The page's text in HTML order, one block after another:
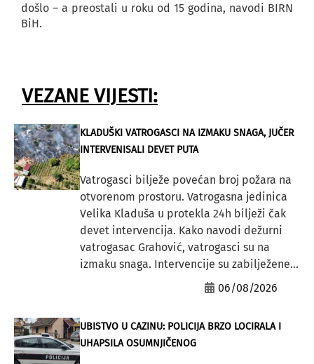
došlo – a preostali u roku od 15 godina, navodi BIRN
BiH.
VEZANE VIJESTI:
KLADUŠKI VATROGASCI NA IZMAKU SNAGA, JUČER
INTERVENISALI DEVET PUTA
Vatrogasci bilježe povećan broj požara na
otvorenom prostoru. Vatrogasna jedinica
Velika Kladuša u protekla 24h bilježi čak
devet intervencija. Kako navodi dežurni
vatrogasac Grahović, vatrogasci su na
izmaku snaga. Intervencije su zabilježene...
06/08/2026
UBISTVO U CAZINU: POLICIJA BRZO LOCIRALA I
UHAPSILA OSUMNJIČENOG